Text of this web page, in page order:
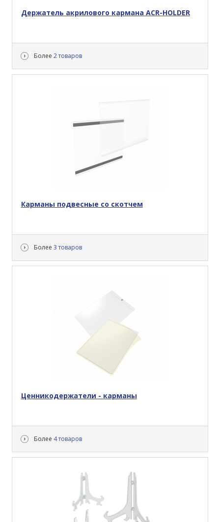
Держатель акрилового кармана ACR-HOLDER
Более 2 товаров
Карманы подвесные со скотчем
Более 3 товаров
Ценникодержатели - карманы
Более 4 товаров